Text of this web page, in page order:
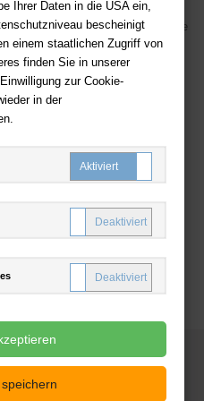
Ihrer Daten in die USA ein,
bescheinigt
einem staatlichen Zugriff von
finden Sie in unserer
zur Cookie-
in der
mit SSL-Verschlüsselung
Amazon Payment, Vorkasse
ein Angebot der